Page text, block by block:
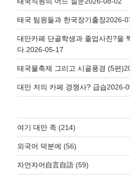
태국 팀원들과 한국장기출장2026-
대만카페 단골학생과 졸업사진?을
다. 2026-05-17
태국물축제 그리고 시골풍경 (5편)
대만 저의 카페 경쟁사? 급습2026-
여기 대만 족 (214)
외국어 덕분에 (56)
자언자어自言自語(59)